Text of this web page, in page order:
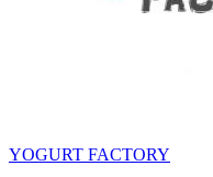
YOGURT FACTORY